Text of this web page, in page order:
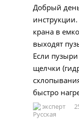
Добрый
крана в
выходят
Если
щелчки
быстро
эксперт